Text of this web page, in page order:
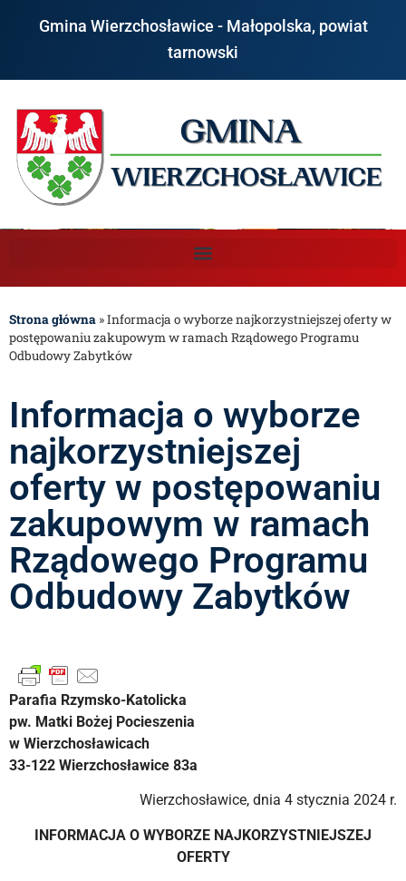
Gmina Wierzchosławice - Małopolska, powiat
tarnowski
Strona główna »Informacja o wyborze najkorzystniejszej oferty w
postępowaniu zakupowym w ramach Rządowego Programu
Odbudowy Zabytków
Informacja o wyborze
najkorzystniejszej
oferty w postępowaniu
zakupowym w ramach
Rządowego Programu
Odbudowy Zabytków
Parafia Rzymsko-Katolicka
pw. Matki Bożej Pocieszenia
w Wierzchosławicach
33-122 Wierzchosławice 83a
Wierzchosławice, dnia 4 stycznia 2024 r.
INFORMACJA O WYBORZE NAJKORZYSTNIEJSZEJ
OFERTY